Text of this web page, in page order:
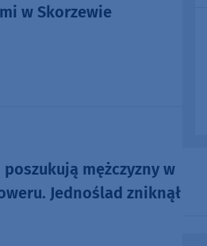
w Skorzewie
mężczyzny w
Jednoślad zniknął